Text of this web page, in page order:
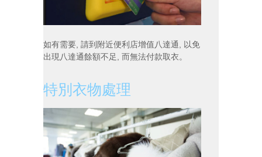
如有需要, 請到附近便利店增值八達通, 以免
出現八達通餘額不足, 而無法付款取衣。
特別衣物處理